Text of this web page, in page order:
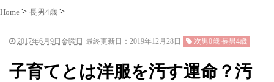
Home 長男4歳
2017年6月9日金曜日 最終更新日：2019年12月28日 次男0歳 長男4歳
子育てとは洋服を汚す運命？汚